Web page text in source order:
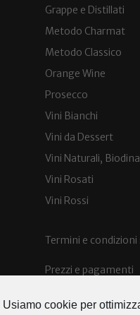
Grappe e Distillati
Metodo Charmat
Metodo Classico
Orange Wine
Prosecco
Vini Bianchi
Vini da Dessert
Vini Naturali,
Vini Rosati
Vini Rossi
Termini e condizioni
Prezzi e pagamenti
Spedizioni e costi
Usiamo cookie per